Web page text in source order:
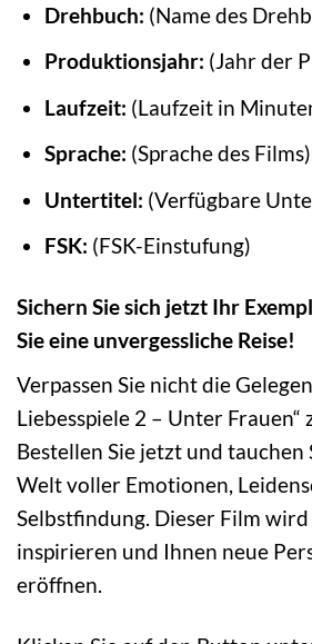
Drehbuch: (Name des
Produktionsjahr: (Jahr der
Laufzeit: (Laufzeit in
Sprache: (Sprache des Films)
Untertitel: (Verfügbare
FSK: (FSK-Einstufung)
Sichern Sie sich jetzt Ihr
Sie eine unvergessliche Reise!
Verpassen Sie nicht die
Liebesspiele 2 – Unter Frauen“
Bestellen Sie jetzt und tauchen
Welt voller Emotionen,
Selbstfindung. Dieser Film
inspirieren und Ihnen neue
eröffnen.